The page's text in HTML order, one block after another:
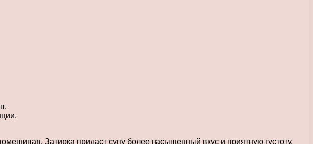
Затирка придаст супу более насыщенный вкус и приятную густоту.